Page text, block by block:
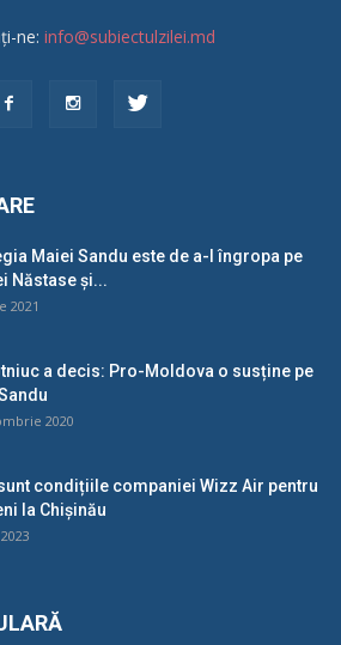
ne: info@subiectulzilei.md
Maiei Sandu este de a-l îngropa pe
Năstase și...
2021
a decis: Pro-Moldova o susține pe
2020
condițiile companiei Wizz Air pentru
la Chișinău